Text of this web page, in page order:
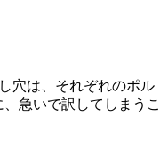
穴は、それぞれのポル
急いで訳してしまうこ